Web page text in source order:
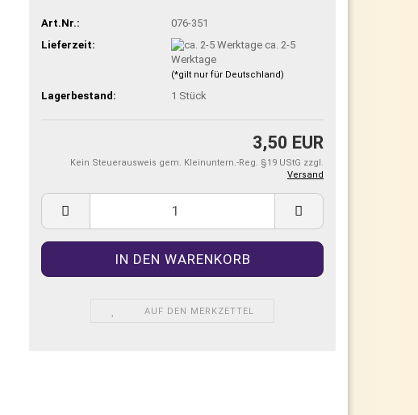
Art.Nr.:
076-351
Lieferzeit:
ca. 2-5
Werktage
(*gilt nur für Deutschland)
Lagerbestand: 1 Stück
3,50 EUR
Kein Steuerausweis gem. Kleinuntern.-Reg. §19 UStG zzgl.
Versand
AUF DEN MERKZETTEL